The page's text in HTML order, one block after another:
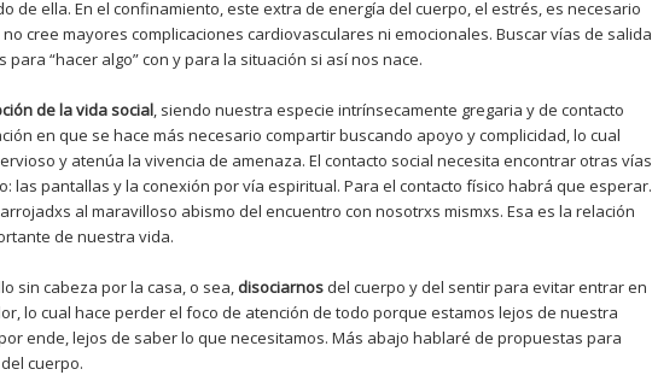
de ella. En el confinamiento, este extra de energía del cuerpo, el estrés, es necesario
cree mayores complicaciones cardiovasculares ni emocionales. Buscar vías de salida
para “hacer algo” con y para la situación si así nos nace.
n de lavida social, siendo nuestra especie intrínsecamente gregaria y de contacto
en que se hace más necesario compartir buscando apoyo y complicidad, lo cual
y atenúa la vivencia de amenaza. El contacto social necesita encontrar otras vías
las pantallas y la conexión por vía espiritual. Para el contacto físico habrá que esperar.
al maravilloso abismo del encuentro con nosotrxs mismxs. Esa es la relación
de nuestra vida.
sin cabeza por la casa, o sea, disociarnos del cuerpo y del sentir para evitar entrar en
lo cual hace perder el foco de atención de todo porque estamos lejos de nuestra
ende, lejos de saber lo que necesitamos. Más abajo hablaré de propuestas para
cuerpo.